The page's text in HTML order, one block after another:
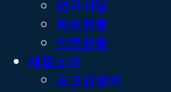
연구개발
특허현황
인증현황
제품소개
초고압장비